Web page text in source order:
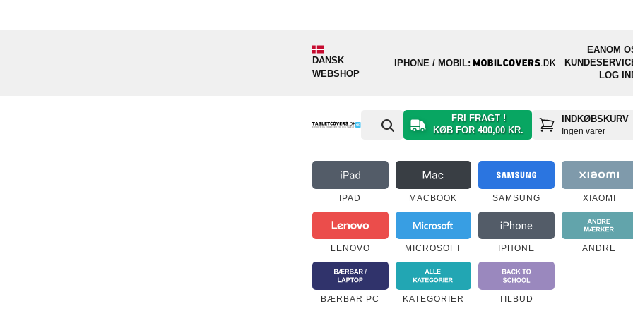
DANSK
WEBSHOP
IPHONE / MOBIL:
EANOM
LOG
FRI FRAGT !
KØB FOR 400,00 KR.
INDKØBSKURV
Ingen varer
IPAD MACBOOK SAMSUNG XIAOMI
LENOVO MICROSOFT IPHONE ANDRE
BÆRBAR PC KATEGORIER TILBUD